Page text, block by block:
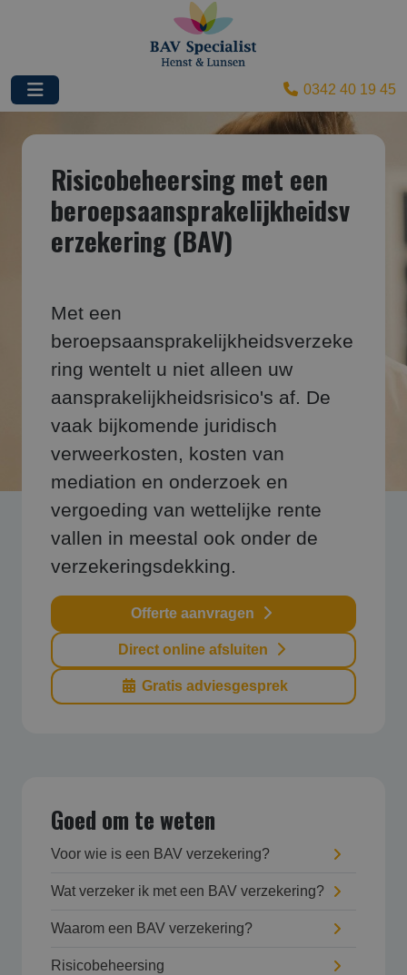
0342 40 19 45
Risicobeheersing met een
beroepsaansprakelijkheidsv
erzekering (BAV)
Met een
beroepsaansprakelijkheidsverzeke
ring wentelt u niet alleen uw
aansprakelijkheidsrisico's af. De
vaak bijkomende juridisch
verweerkosten, kosten van
mediation en onderzoek en
vergoeding van wettelijke rente
vallen in meestal ook onder de
verzekeringsdekking.
Offerte aanvragen
Direct online afsluiten
Gratis adviesgesprek
Goed om te weten
Voor wie is een BAV verzekering?
Wat verzeker ik met een BAV verzekering?
Waarom een BAV verzekering?
Risicobeheersing